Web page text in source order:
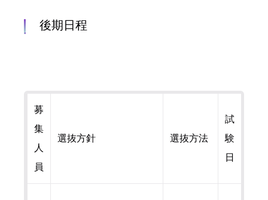
後期日程
募
集
人
員
選抜方針 選抜方法
試
験
日